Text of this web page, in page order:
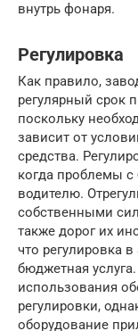
внутрь фонаря.
Регулировка
Как правило,
регулярный срок
поскольку
зависит от
средства.
когда проблемы
водителю.
собственными
также дорог их
что регулировка
бюджетная
использования
регулировки,
оборудование